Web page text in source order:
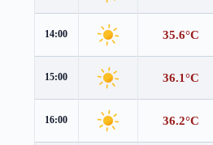
14:00 35.6°C
15:00 36.1°C
16:00 36.2°C